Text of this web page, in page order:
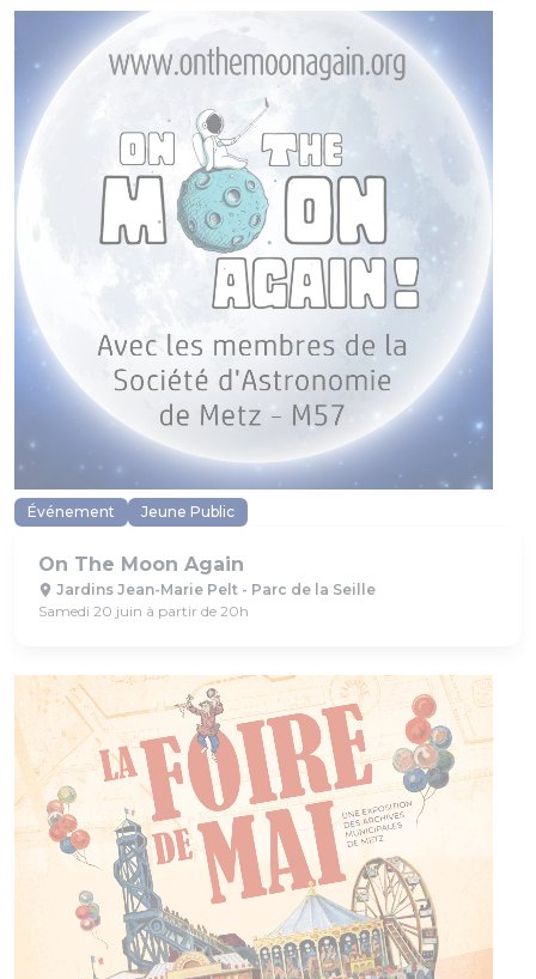
Événement Jeune Public
On The Moon Again
Jardins Jean-Marie Pelt - Parc de la Seille
Samedi 20 juin à partir de 20h